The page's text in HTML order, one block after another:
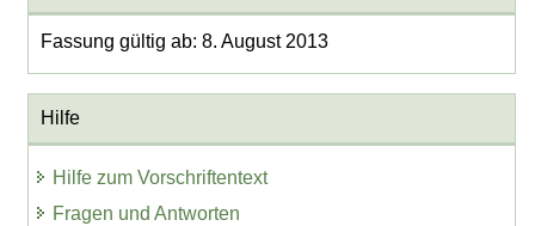
Fassung gültig ab: 8. August 2013
Hilfe
Hilfe zum Vorschriftentext
Fragen und Antworten